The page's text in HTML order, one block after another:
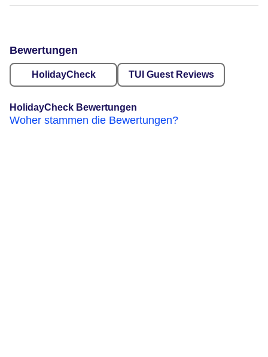
Bewertungen
HolidayCheck TUI Guest Reviews
HolidayCheck Bewertungen
Woher stammen die Bewertungen?